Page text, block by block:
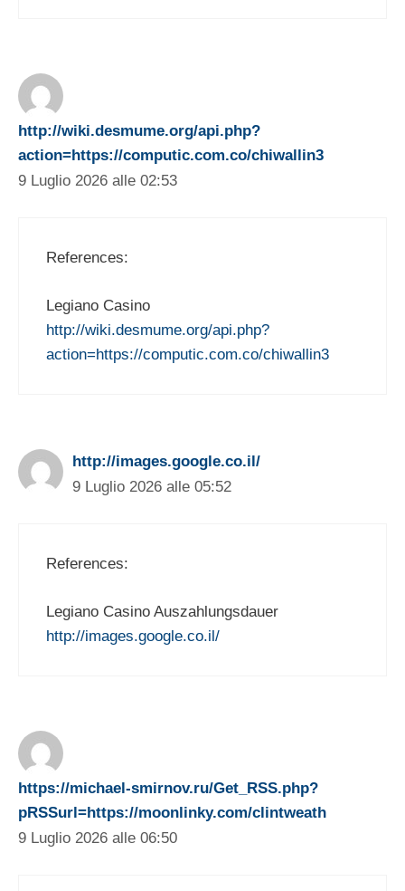
http://wiki.desmume.org/api.php?
action=https://computic.com.co/chiwallin3
9 Luglio 2026 alle 02:53
References:
Legiano Casino
http://wiki.desmume.org/api.php?
action=https://computic.com.co/chiwallin3
http://images.google.co.il/
9 Luglio 2026 alle 05:52
References:
Legiano Casino Auszahlungsdauer
http://images.google.co.il/
https://michael-smirnov.ru/Get_RSS.php?
pRSSurl=https://moonlinky.com/clintweath
9 Luglio 2026 alle 06:50